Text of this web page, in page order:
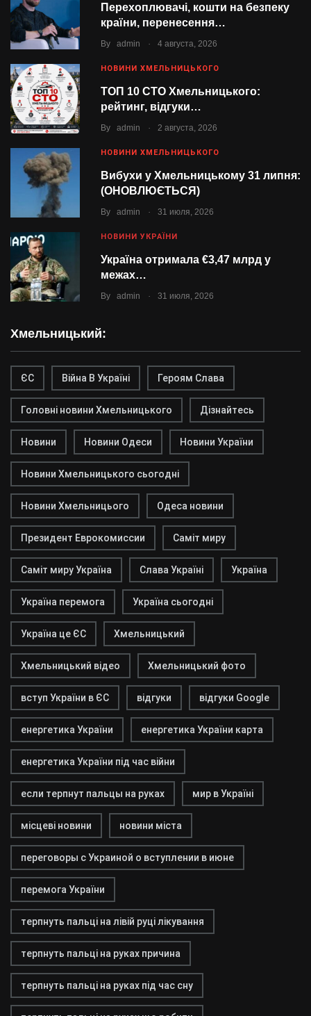
Перехоплювачі, кошти на безпеку
країни, перенесення…
By admin . 4 августа, 2026
НОВИНИ ХМЕЛЬНИЦЬКОГО
ТОП 10 СТО Хмельницького:
рейтинг, відгуки…
By admin . 2 августа, 2026
НОВИНИ ХМЕЛЬНИЦЬКОГО
Вибухи у Хмельницькому 31 липня:
(ОНОВЛЮЄТЬСЯ)
By admin . 31 июля, 2026
НОВИНИ УКРАЇНИ
Україна отримала €3,47 млрд у
межах…
By admin . 31 июля, 2026
Хмельницький:
ЄС Війна В Україні Героям Слава
Головні новини Хмельницького Дізнайтесь
Новини Новини Одеси Новини України
Новини Хмельницького сьогодні
Новини Хмельницього Одеса новини
Президент Еврокомиссии Саміт миру
Саміт миру Україна Слава Україні Україна
Україна перемога Україна сьогодні
Україна це ЄС Хмельницький
Хмельницький відео Хмельницький фото
вступ України в ЄС відгуки відгуки Google
енергетика України енергетика України карта
енергетика України під час війни
если терпнут пальцы на руках мир в Україні
місцеві новини новини міста
переговоры с Украиной о вступлении в июне
перемога України
терпнуть пальці на лівій руці лікування
терпнуть пальці на руках причина
терпнуть пальці на руках під час сну